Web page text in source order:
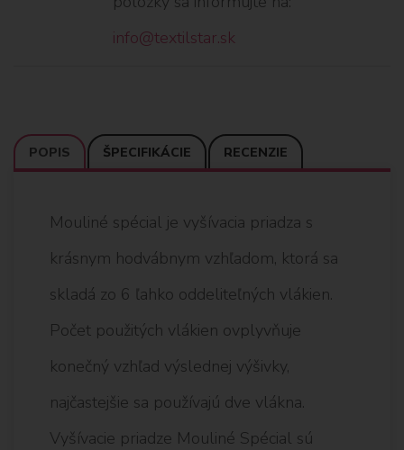
info@textilstar.sk
POPIS ŠPECIFIKÁCIE RECENZIE
Mouliné spécial je vyšívacia priadza s
krásnym hodvábnym vzhľadom, ktorá sa
skladá zo 6 ľahko oddeliteľných vlákien.
Počet použitých vlákien ovplyvňuje
konečný vzhľad výslednej výšivky,
najčastejšie sa používajú dve vlákna.
Vyšívacie priadze Mouliné Spécial sú